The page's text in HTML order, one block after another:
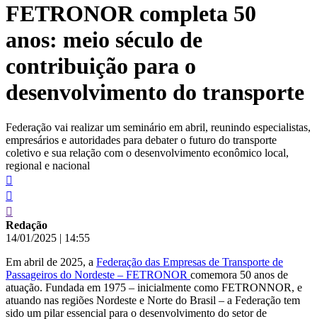
conteúdo
FETRONOR completa 50
anos: meio século de
contribuição para o
desenvolvimento do transporte
Federação vai realizar um seminário em abril, reunindo especialistas,
empresários e autoridades para debater o futuro do transporte
coletivo e sua relação com o desenvolvimento econômico local,
regional e nacional
Redação
14/01/2025 | 14:55
Em abril de 2025, a Federação das Empresas de Transporte de
Passageiros do Nordeste – FETRONOR comemora 50 anos de
atuação. Fundada em 1975 – inicialmente como FETRONNOR, e
atuando nas regiões Nordeste e Norte do Brasil – a Federação tem
sido um pilar essencial para o desenvolvimento do setor de